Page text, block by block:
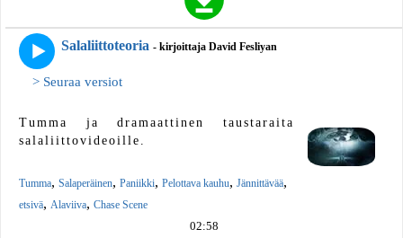
Salaliittoteoria - kirjoittaja David Fesliyan
> Seuraa versiot
Tumma ja dramaattinen taustaraita
salaliittovideoille.
Tumma, Salaperäinen, Paniikki, Pelottava kauhu, Jännittävää,
etsivä, Alaviiva, Chase Scene
02:58